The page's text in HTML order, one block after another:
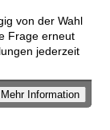
von der Wahl
Frage erneut
jederzeit